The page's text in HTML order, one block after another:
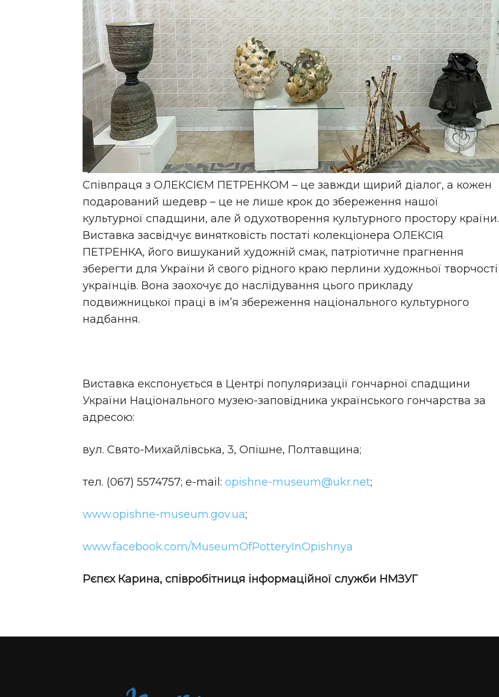
Співпраця з ОЛЕКСІЄМ ПЕТРЕНКОМ – це завжди щирий діалог, а кожен
подарований шедевр – це не лише крок до збереження нашої
культурної спадщини, але й одухотворення культурного простору країни.
Виставка засвідчує винятковість постаті колекціонера ОЛЕКСІЯ
ПЕТРЕНКА, його вишуканий художній смак, патріотичне прагнення
зберегти для України й свого рідного краю перлини художньої творчості
українців. Вона заохочує до наслідування цього прикладу
подвижницької праці в ім’я збереження національного культурного
надбання.
Виставка експонується в Центрі популяризації гончарної спадщини
України Національного музею-заповідника українського гончарства за
адресою:
вул. Свято-Михайлівська, 3, Опішне, Полтавщина;
тел. (067) 5574757; e-mail: opishne-museum@ukr.net;
www.opishne-museum.gov.ua;
www.facebook.com/MuseumOfPotteryInOpishnya
Рєпєх Карина, співробітниця інформаційної служби НМЗУГ